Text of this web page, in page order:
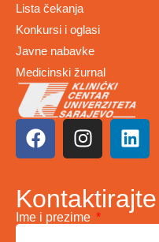
Lista čekanja
Konkursi i oglasi
Javne nabavke
Medicinski žurnal
Ime i prezime